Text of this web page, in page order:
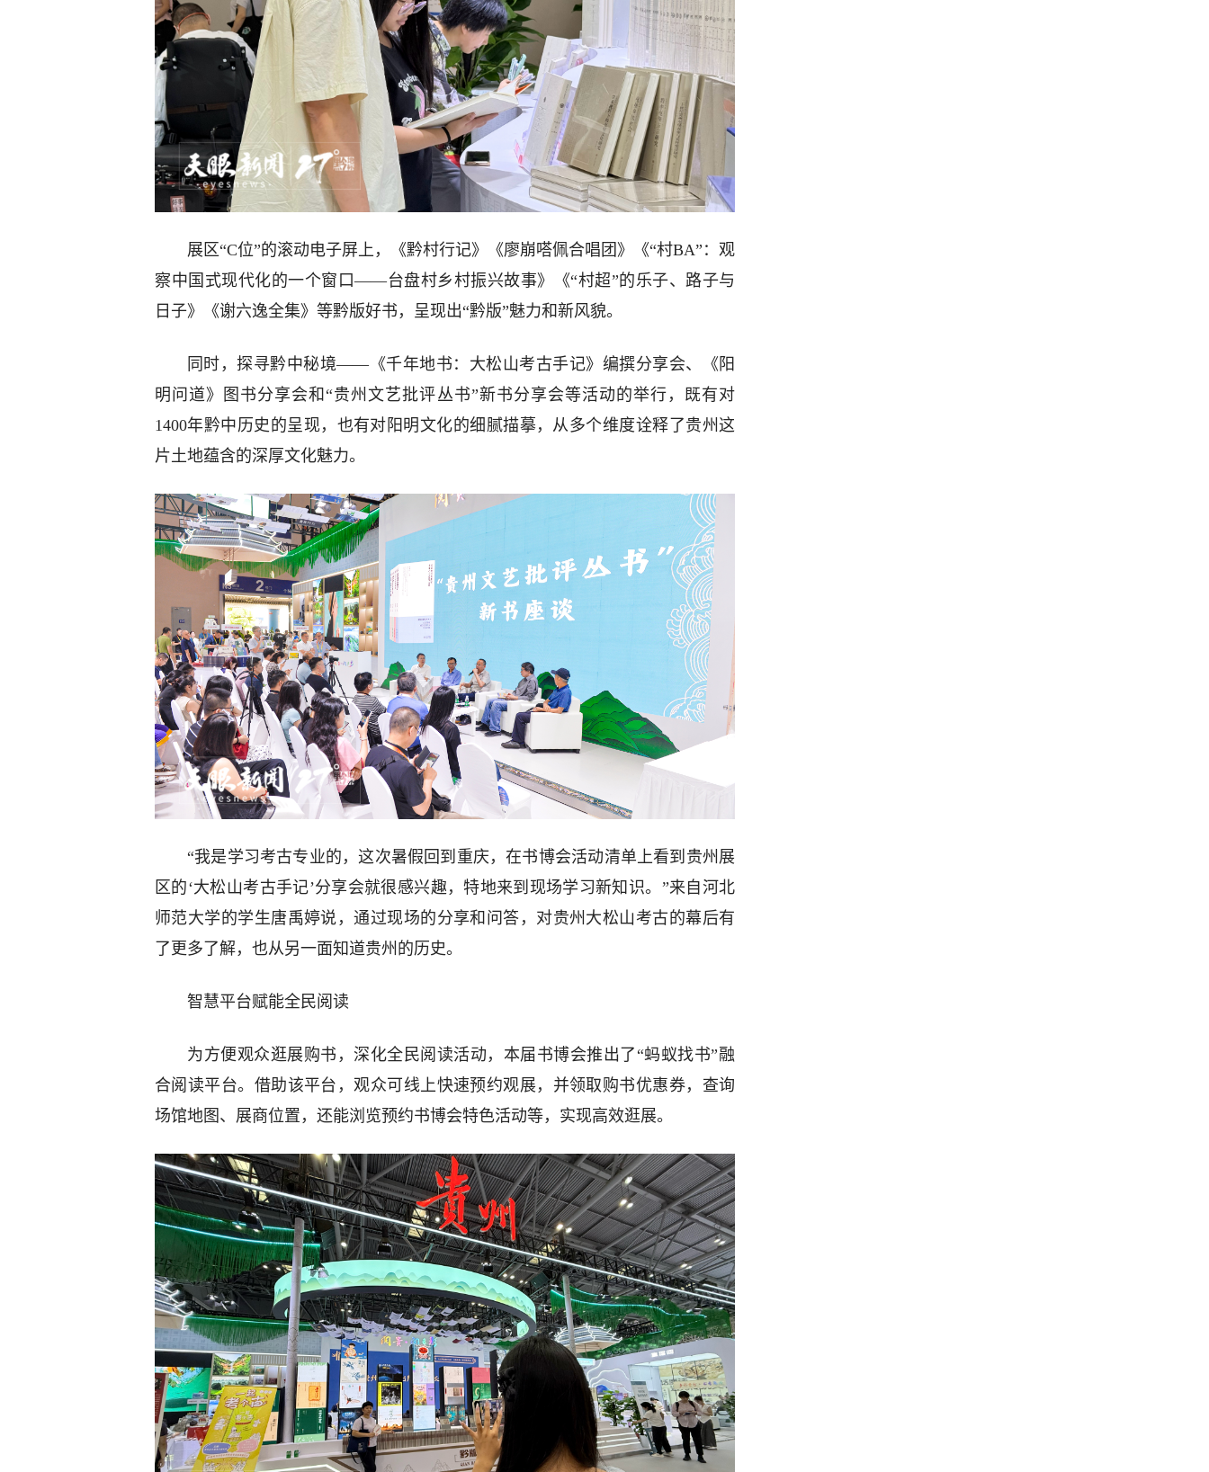
展区“C位”的滚动电子屏上，《黔村行记》《廖崩嗒佩合唱团》《“村BA”：观
察中国式现代化的一个窗口——台盘村乡村振兴故事》《“村超”的乐子、路子与
日子》《谢六逸全集》等黔版好书，呈现出“黔版”魅力和新风貌。
同时，探寻黔中秘境——《千年地书：大松山考古手记》编撰分享会、《阳
明问道》图书分享会和“贵州文艺批评丛书”新书分享会等活动的举行，既有对
1400年黔中历史的呈现，也有对阳明文化的细腻描摹，从多个维度诠释了贵州这
片土地蕴含的深厚文化魅力。
“我是学习考古专业的，这次暑假回到重庆，在书博会活动清单上看到贵州展
区的‘大松山考古手记’分享会就很感兴趣，特地来到现场学习新知识。”来自河北
师范大学的学生唐禹婷说，通过现场的分享和问答，对贵州大松山考古的幕后有
了更多了解，也从另一面知道贵州的历史。
智慧平台赋能全民阅读
为方便观众逛展购书，深化全民阅读活动，本届书博会推出了“蚂蚁找书”融
合阅读平台。借助该平台，观众可线上快速预约观展，并领取购书优惠券，查询
场馆地图、展商位置，还能浏览预约书博会特色活动等，实现高效逛展。